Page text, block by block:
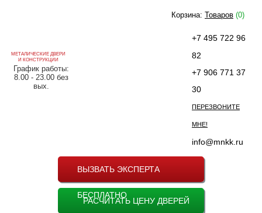
МЕТАЛИЧЕСКИЕ ДВЕРИ
И КОНСТРУКЦИИ
График работы:
8.00 - 23.00 без
вых.
+7 495 722 96
82
+7 906 771 37
30
ПЕРЕЗВОНИТЕ
МНЕ!
info@mnkk.ru
ВЫЗВАТЬ ЭКСПЕРТА
БЕСПЛАТНО
РАСЧИТАТЬ ЦЕНУ ДВЕРЕЙ
Корзина: Товаров (0)